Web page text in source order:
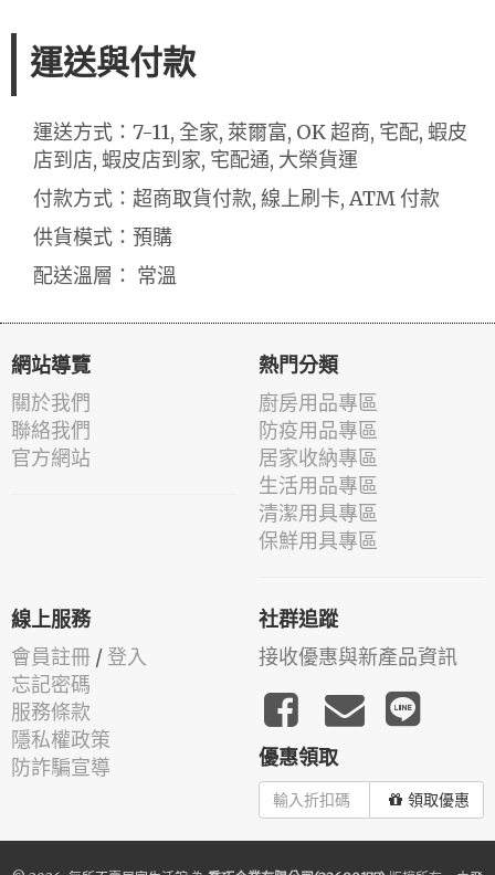
運送與付款
運送方式：7-11, 全家, 萊爾富, OK 超商, 宅配, 蝦皮
店到店, 蝦皮店到家, 宅配通, 大榮貨運
付款方式：超商取貨付款, 線上刷卡, ATM 付款
供貨模式：預購
配送溫層： 常溫
網站導覽
關於我們
聯絡我們
官方網站
熱門分類
廚房用品專區
防疫用品專區
居家收納專區
生活用品專區
清潔用具專區
保鮮用具專區
線上服務
會員註冊 / 登入
忘記密碼
服務條款
隱私權政策
防詐騙宣導
社群追蹤
接收優惠與新產品資訊
優惠領取
領取優惠